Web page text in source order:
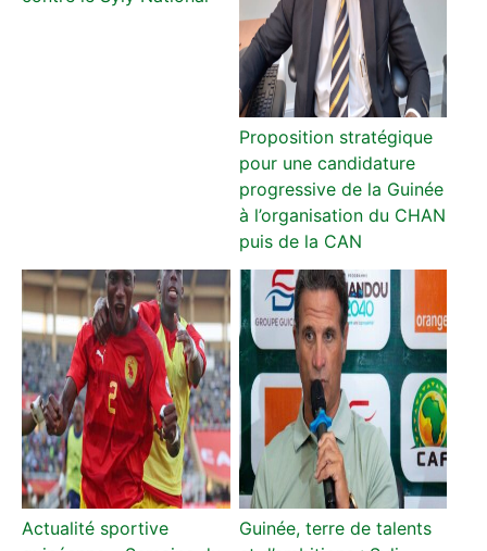
Proposition stratégique
pour une candidature
progressive de la Guinée
à l’organisation du CHAN
puis de la CAN
Actualité sportive
Guinée, terre de talents